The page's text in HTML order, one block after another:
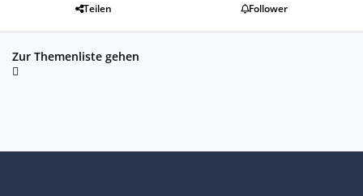
Teilen Follower
Zur Themenliste gehen